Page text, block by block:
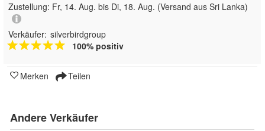
Zustellung: Fr, 14. Aug. bis Di, 18. Aug. (Versand aus Sri Lanka)
Verkäufer: silverbirdgroup
100% positiv
Merken Teilen
Andere Verkäufer